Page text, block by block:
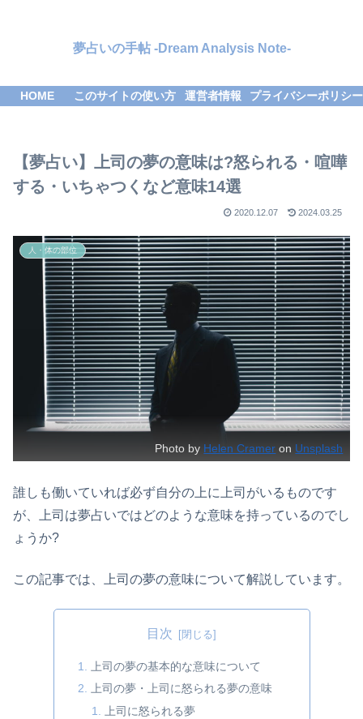
夢占いの手帖 -Dream Analysis Note-
HOME このサイトの使い方 運営者情報 プライバシーポリシー
【夢占い】上司の夢の意味は?怒られる・喧嘩
する・いちゃつくなど意味14選
2020.12.07 2024.03.25
人・体の部位
Photo by Helen Cramer on Unsplash
誰しも働いていれば必ず自分の上に上司がいるものです
が、上司は夢占いではどのような意味を持っているのでし
ょうか?
この記事では、上司の夢の意味について解説しています。
目次
上司の夢の基本的な意味について
上司の夢・上司に怒られる夢の意味
上司に怒られる夢